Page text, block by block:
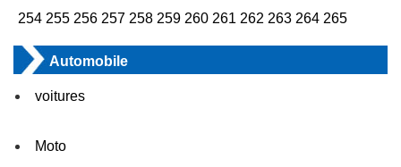
254 255 256 257 258 259 260 261 262 263 264 265
Automobile
voitures
Moto